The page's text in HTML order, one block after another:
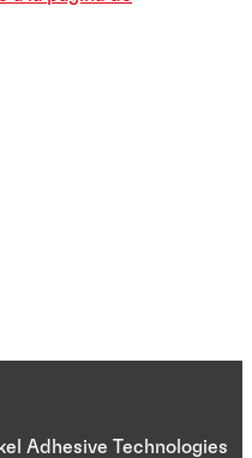
Adhesive Technologies